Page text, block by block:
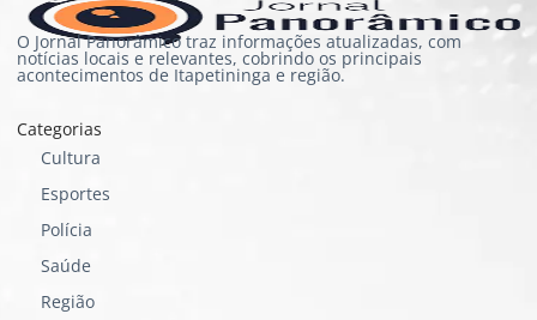
O Jornal Panorâmico traz informações atualizadas, com
notícias locais e relevantes, cobrindo os principais
acontecimentos de Itapetininga e região.
Categorias
Cultura
Esportes
Polícia
Saúde
Região